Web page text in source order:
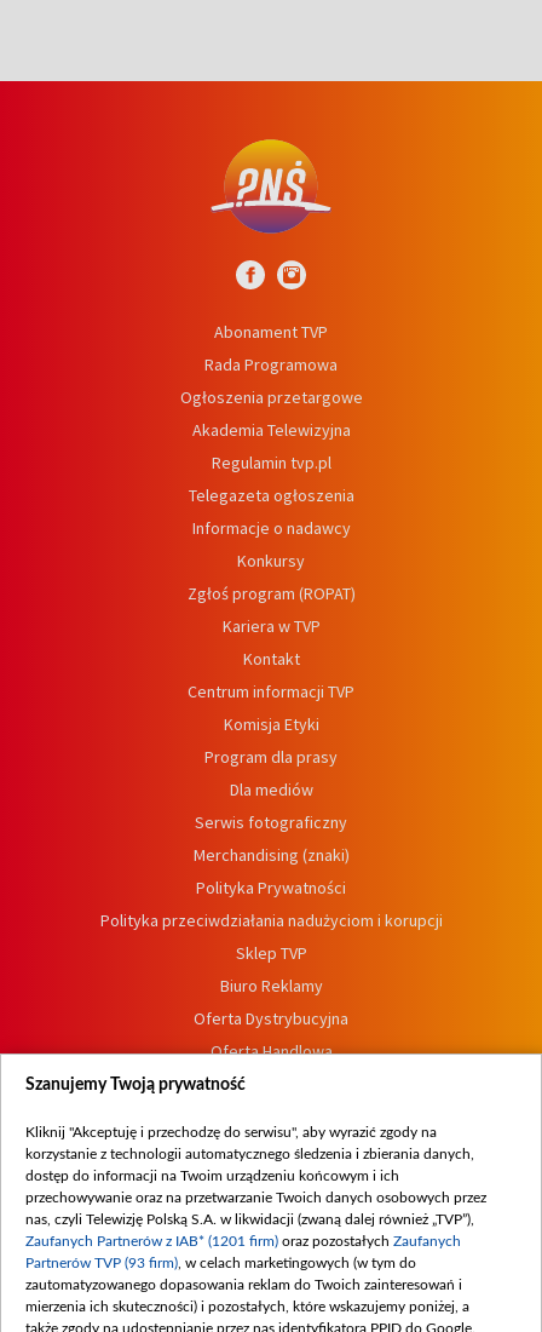
Abonament TVP
Rada Programowa
Ogłoszenia przetargowe
Akademia Telewizyjna
Regulamin tvp.pl
Telegazeta ogłoszenia
Informacje o nadawcy
Konkursy
Zgłoś program (ROPAT)
Kariera w TVP
Kontakt
Centrum informacji TVP
Komisja Etyki
Program dla prasy
Dla mediów
Serwis fotograficzny
Merchandising (znaki)
Polityka Prywatności
Polityka przeciwdziałania nadużyciom i korupcji
Sklep TVP
Biuro Reklamy
Oferta Dystrybucyjna
Oferta Handlowa
Dostępność
Procedura zgłoszeń wewnętrznych
Szanujemy Twoją prywatność
Kliknij "Akceptuję i przechodzę do serwisu", aby wyrazić zgody na
korzystanie z technologii automatycznego śledzenia i zbierania danych,
dostęp do informacji na Twoim urządzeniu końcowym i ich
przechowywanie oraz na przetwarzanie Twoich danych osobowych przez
nas, czyli Telewizję Polską S.A. w likwidacji (zwaną dalej również „TVP”),
Zaufanych Partnerów z IAB* (1201 firm) oraz pozostałych Zaufanych
Partnerów TVP (93 firm) , w celach marketingowych (w tym do
zautomatyzowanego dopasowania reklam do Twoich zainteresowań i
mierzenia ich skuteczności) i pozostałych, które wskazujemy poniżej, a
także zgody na udostępnianie przez nas identyfikatora PPID do Google.